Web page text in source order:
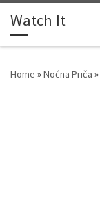
Skip to content
Watch It
Home »Noćna Priča »